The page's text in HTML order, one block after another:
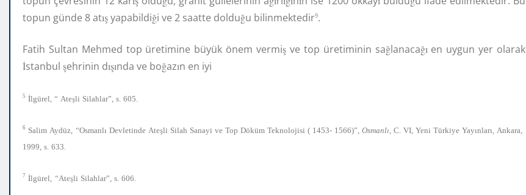
topun günde 8 atışyapabildiği ve 2 saatte dolduğu bilinmektedir9.
Fatih Sultan Mehmed top üretimine büyük önem vermiş ve top üretiminin sağlanacağıen uygun yer olarak
İstanbul şehrinin dışında ve boğazın en iyi
5 İlgürel “ Ateşli Silahlar”, s. 605.
6 Salim Aydüz “Osmanlı Devletinde Ateşli Silah Sanayi ve Top Döküm Teknolojisi ( 1453- 1566)”, Osmanlı C. VI, Yeni Türkiye Yayınları Ankara,
1999, s. 633
7 İlgürel “Ateşli Silahlar”, s. 606.